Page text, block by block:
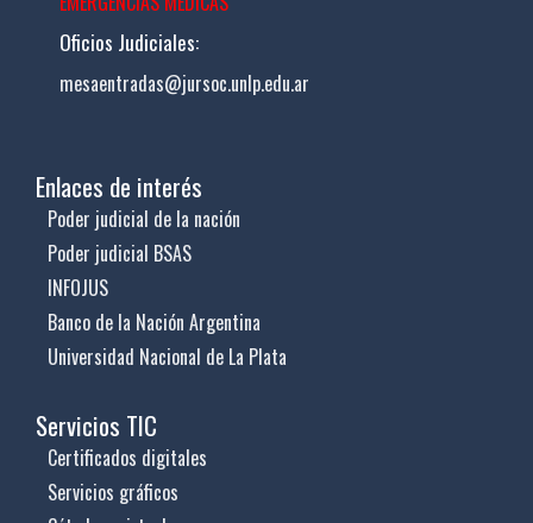
Oficios Judiciales:
mesaentradas@jursoc.unlp.edu.ar
Enlaces de interés
Poder judicial de la nación
Poder judicial BSAS
INFOJUS
Banco de la Nación Argentina
Universidad Nacional de La Plata
Servicios TIC
Certificados digitales
Servicios gráficos